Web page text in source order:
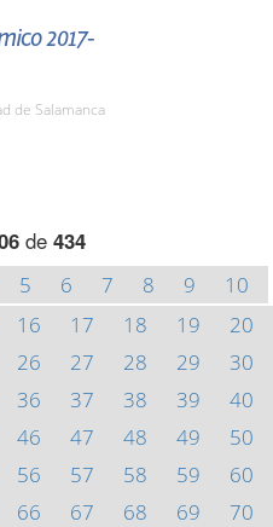
2017-
de Salamanca
de 434
5 6 7 8 9
10
16 17 18 19
20
26 27 28 29
30
36 37 38 39
40
46 47 48 49
50
56 57 58 59
60
66 67 68 69
70